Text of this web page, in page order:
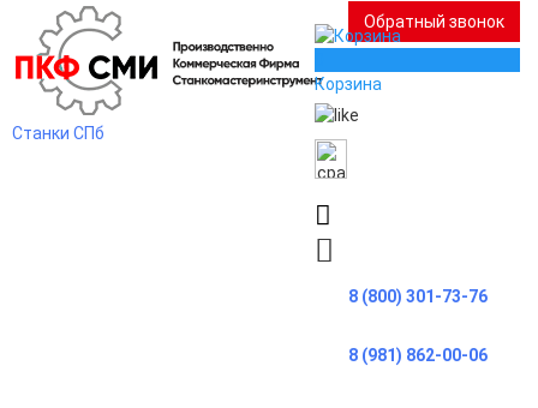
Станки СПб
Обратный звонок
Корзина
8 (800) 301-73-76
8 (981) 862-00-06